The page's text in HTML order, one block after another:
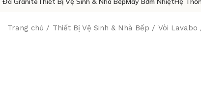
Trang chủ Thiết Bị Vệ Sinh & Nhà Bếp Vòi Lavabo